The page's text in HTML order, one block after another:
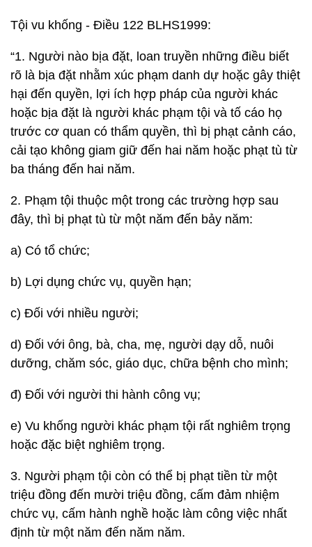
Tội vu khống - Điều 122 BLHS1999:
“1. Người nào bịa đặt, loan truyền những điều biết
rõ là bịa đặt nhằm xúc phạm danh dự hoặc gây thiệt
hại đến quyền, lợi ích hợp pháp của người khác
hoặc bịa đặt là người khác phạm tội và tố cáo họ
trước cơ quan có thẩm quyền, thì bị phạt cảnh cáo,
cải tạo không giam giữ đến hai năm hoặc phạt tù từ
ba tháng đến hai năm.
2. Phạm tội thuộc một trong các trường hợp sau
đây, thì bị phạt tù từ một năm đến bảy năm:
a) Có tổ chức;
b) Lợi dụng chức vụ, quyền hạn;
c) Đối với nhiều người;
d) Đối với ông, bà, cha, mẹ, người dạy dỗ, nuôi
dưỡng, chăm sóc, giáo dục, chữa bệnh cho mình;
đ) Đối với người thi hành công vụ;
e) Vu khống người khác phạm tội rất nghiêm trọng
hoặc đặc biệt nghiêm trọng.
3. Người phạm tội còn có thể bị phạt tiền từ một
triệu đồng đến mười triệu đồng, cấm đảm nhiệm
chức vụ, cấm hành nghề hoặc làm công việc nhất
định từ một năm đến năm năm.